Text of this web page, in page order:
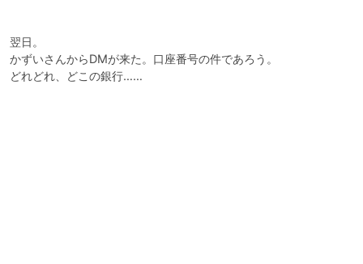
翌日。
かずいさんからDMが来た。口座番号の件であろう。
どれどれ、どこの銀行……